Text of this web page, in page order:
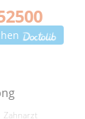
Zahnarzt